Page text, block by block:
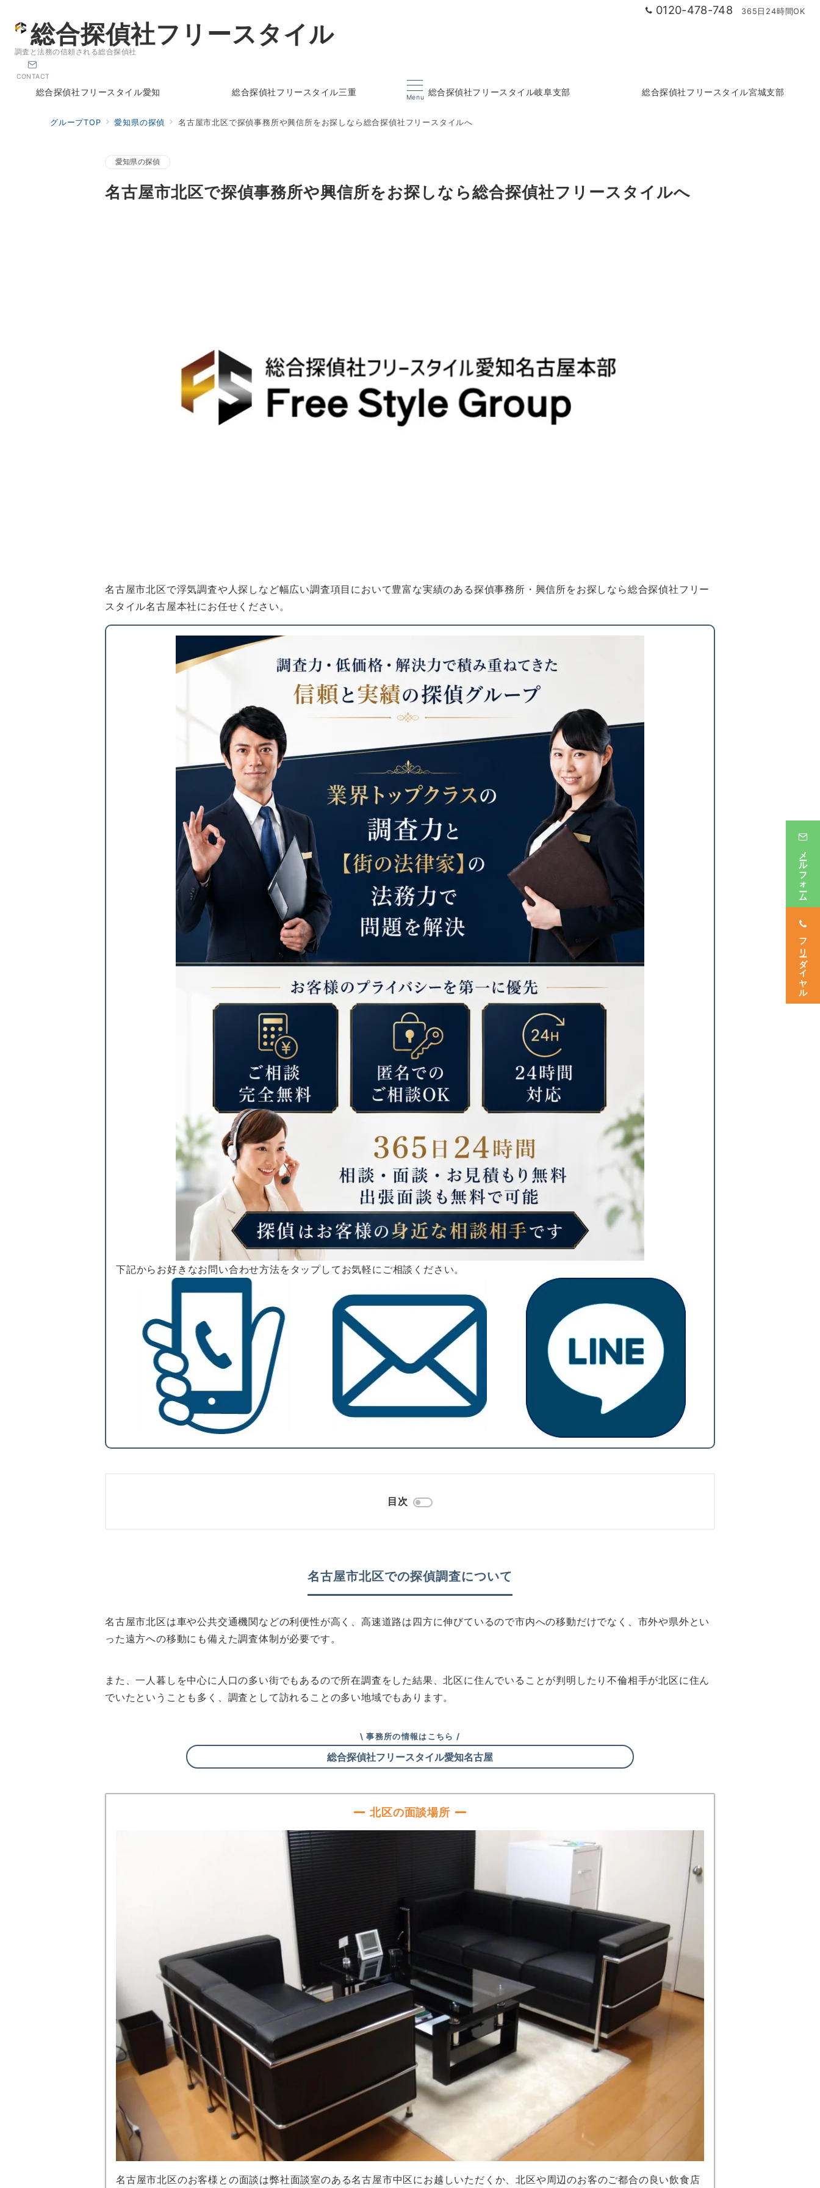
0120-478-748 365日24時間OK
総合探偵社フリースタイル
調査と法務の信頼される総合探偵社
CONTACT
Menu
総合探偵社フリースタイル愛知 総合探偵社フリースタイル三重 総合探偵社フリースタイル岐阜支部 総合探偵社フリースタイル宮城支部
グループTOP 愛知県の探偵 名古屋市北区で探偵事務所や興信所をお探しなら総合探偵社フリースタイルへ
愛知県の探偵
名古屋市北区で探偵事務所や興信所をお探しなら総合探偵社フリースタイルへ
名古屋市北区で浮気調査や人探しなど幅広い調査項目において豊富な実績のある探偵事務所・興信所をお探しなら総合探偵社フリー
スタイル名古屋本社にお任せください。
下記からお好きなお問い合わせ方法をタップしてお気軽にご相談ください。
目次
名古屋市北区での探偵調査について
名古屋市北区は車や公共交通機関などの利便性が高く、高速道路は四方に伸びているので市内への移動だけでなく、市外や県外とい
った遠方への移動にも備えた調査体制が必要です。
また、一人暮しを中心に人口の多い街でもあるので所在調査をした結果、北区に住んでいることが判明したり不倫相手が北区に住ん
でいたということも多く、調査として訪れることの多い地域でもあります。
\ 事務所の情報はこちら /
総合探偵社フリースタイル愛知名古屋
北区の面談場所
名古屋市北区のお客様との面談は弊社面談室のある名古屋市中区にお越しいただくか、北区や周辺のお客のご都合の良い飲食店
メールフォーム
フリーダイヤル